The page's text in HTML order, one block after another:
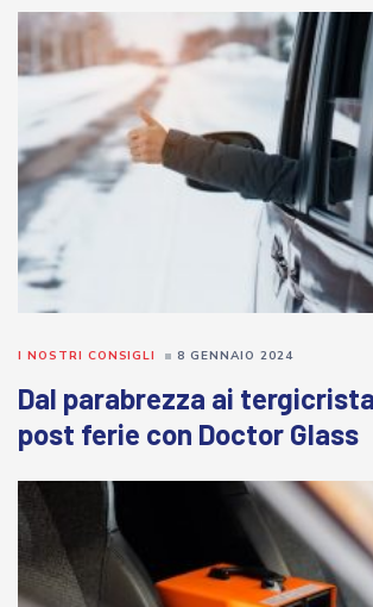
Dal parabrezza ai
post ferie con Doctor Glass
I NOSTRI CONSIGLI 8 GENNAIO 2024